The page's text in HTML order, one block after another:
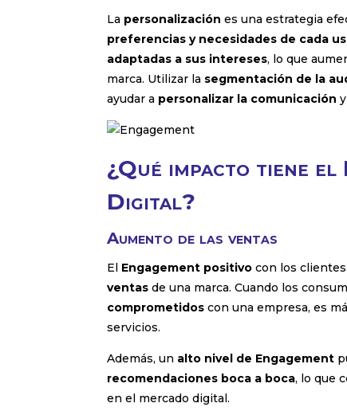
La personalización es una estrategia
preferencias y necesidades de cada
adaptadas a sus intereses, lo que
marca. Utilizar la segmentación de la
ayudar a personalizar la comunicación y
¿Qué impacto tiene
Digital?
Aumento de las ventas
El Engagement positivo con los
ventas de una marca. Cuando los
comprometidos con una empresa, es
servicios.
Además, un alto nivel de Engagement
recomendaciones boca a boca, lo que
en el mercado digital.